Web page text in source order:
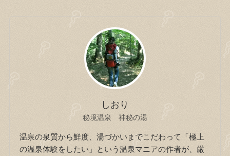
しおり
秘境温泉 神秘の湯
温泉の泉質から鮮度、湯づかいまでこだわって「極上
の温泉体験をしたい」という温泉マニアの作者が、厳